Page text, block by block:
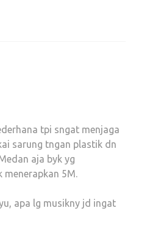
tpi sngat menjaga
sarung tngan plastik dn
aja byk yg
menerapkan 5M.
apa lg musikny jd ingat